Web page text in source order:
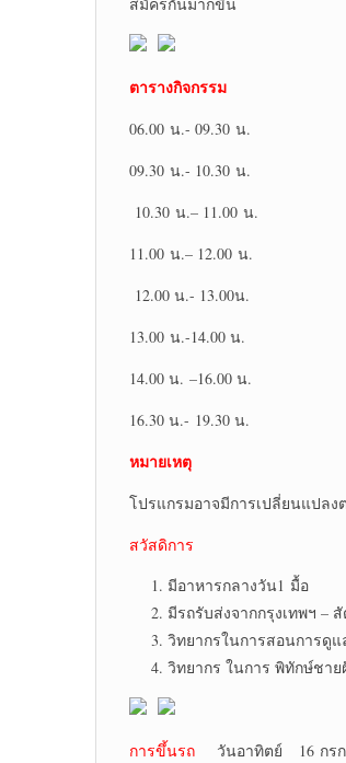
ตารางกิจกรรม
06.00 น.- 09.30 น. อ
09.30 น.- 10.30 น. ฟัง
10.30 น.– 11.00 น.
11.00 น.– 12.00 น. กิจ
12.00 น.- 13.00น.
13.00 น.-14.00 น. รับฟั
14.00 น. –16.00 น. กิ
16.30 น.- 19.30 น.
หมายเหตุ
โปรแกรมอาจมีการเปลี่ยนแปล
สวัสดิการ
มีอาหารกลางวัน1 มื้อ
มีรถรับส่งจากกรุงเทพฯ –
วิทยากรในการสอนการดูแ
วิทยากร ในการ พิทักษ์ชาย
การขึ้นรถ วันอาทิตย์ 16 กร